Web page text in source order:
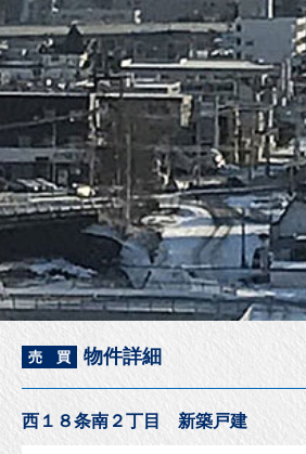
売 買 物件詳細
西１８条南２丁目 新築戸建